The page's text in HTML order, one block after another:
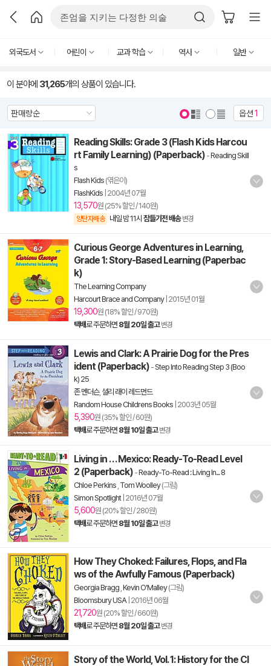
외국도서 어린이 교과 학습 역사 일반
이 분야에 31,265개의 상품이 있습니다.
옵션1
Reading Skills: Grade 3 (Flash Kids Harcou
rt Family Learning) (Paperback) -Reading Skill
s
Flash Kids (엮은이)
FlashKids 2004년 07월
13,570원 (25% 할인 / 140원)
양탄자배송 내일 밤 11시 잠들기전 배송 변경
Curious George Adventures in Learning,
Grade 1: Story-Based Learning (Paperbac
k)
The Learning Company
Harcourt Brace and Company| 2015년 01월
19,300원 (18% 할인 / 970원)
택배로 주문하면 8월 20일 출고 변경
Lewis and Clark: A Prairie Dog for the Pres
ident (Paperback) -Step Into Reading Step 3 (Boo
k) 25
존 멘더슨, 셜리 래이 레드먼드
Random House Childrens Books 2003년 05월
5,390원 (35% 할인 / 60원)
택배로 주문하면 8월 10일 출고 변경
Living in . . . Mexico: Ready-To-Read Level
2 (Paperback) -Ready-To-Read : Living In... 8
Chloe Perkins Tom Woolley(그림)
Simon Spotlight| 2016년 07월
5,600원 (20% 할인 / 280원)
택배로 주문하면 8월 10일 출고 변경
How They Choked: Failures, Flops, and Fla
ws of the Awfully Famous (Paperback)
Georgia Bragg Kevin O'Malley(그림)
Bloomsbury USA| 2016년 06월
21,720원 (20% 할인 / 660원)
택배로 주문하면 8월 20일 출고 변경
Story of the World, Vol. 1: History for the Cl